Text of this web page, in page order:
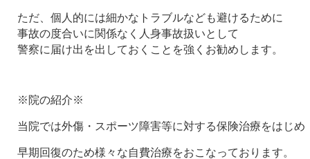
ただ、個人的には細かなトラブルなども避けるために
事故の度合いに関係なく人身事故扱いとして
警察に届け出を出しておくことを強くお勧めします。
※院の紹介※
当院では外傷・スポーツ障害等に対する保険治療をはじめ
早期回復のため様々な自費治療をおこなっております。